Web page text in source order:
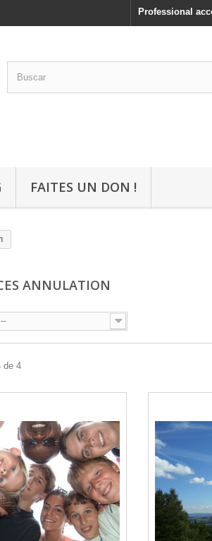
Professional
FAITES UN DON !
ANNULATION
--
de 4